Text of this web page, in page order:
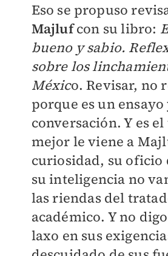
Eso se propuso
Majlufcon su libro:
bueno y sabio.
sobre los
México. Revisar, no
porque es un
conversación. Y es
mejor le viene a
curiosidad, su oficio
su inteligencia no
las riendas del
académico. Y no
laxo en sus